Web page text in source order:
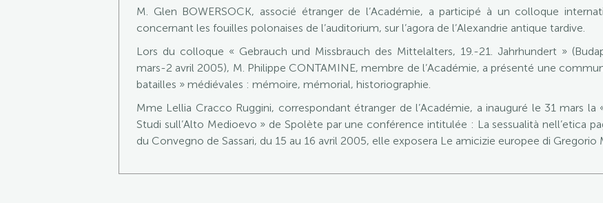
M. Glen BOWERSOCK, associé étranger de l’Académie, a participé à un colloque
concernant les fouilles polonaises de l’auditorium, sur l’agora de l’Alexandrie antique tardive.
Lors du colloque « Gebrauch und Missbrauch des Mittelalters, 19.-21. Jahrhundert »
mars-2 avril 2005), M. Philippe CONTAMINE, membre de l’Académie, a présenté une
batailles » médiévales : mémoire, mémorial, historiographie.
Mme Lellia Cracco Ruggini, correspondant étranger de l’Académie, a inauguré le 31 mars
Studi sull’Alto Medioevo » de Spolète par une conférence intitulée : La sessualità nell’etica
du Convegno de Sassari, du 15 au 16 avril 2005, elle exposera Le amicizie europee di Gregorio